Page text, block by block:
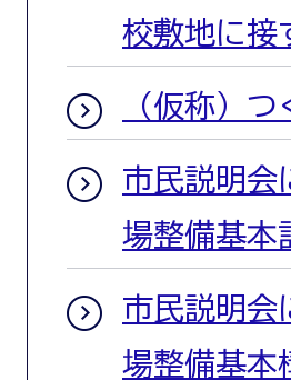
校敷地に接
（仮称）
市民説明
場整備基本
市民説明
場整備基本